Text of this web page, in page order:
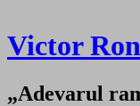
Victor
„Adevarul